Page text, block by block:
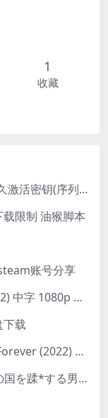
1
收藏
VMware Workstation Pro 16 永久激活密钥(序列号)
限制 油猴脚本
账号分享
史前星球 Prehistoric Planet (2022) 中字 1080p 高清 阿里云盘 2022.5.27已更新全集
载
黑豹2 Black Panther: Wakanda Forever (2022) 高清版
OVA巨*エルフ母娘催*#1エルフの国を蹂*する男。汚された女王と姫